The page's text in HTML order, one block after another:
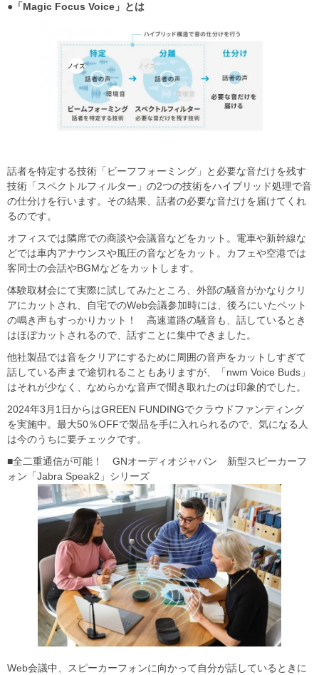
●「Magic Focus Voice」とは
話者を特定する技術「ビーフフォーミング」と必要な音だけを残す
技術「スペクトルフィルター」の2つの技術をハイブリッド処理で音
の仕分けを行います。その結果、話者の必要な音だけを届けてくれ
るのです。
オフィスでは隣席での商談や会議音などをカット。電車や新幹線な
どでは車内アナウンスや風圧の音などをカット。カフェや空港では
客同士の会話やBGMなどをカットします。
体験取材会にて実際に試してみたところ、外部の騒音がかなりクリ
アにカットされ、自宅でのWeb会議参加時には、後ろにいたペット
の鳴き声もすっかりカット！ 高速道路の騒音も、話しているとき
はほぼカットされるので、話すことに集中できました。
他社製品では音をクリアにするために周囲の音声をカットしすぎて
話している声まで途切れることもありますが、「nwm Voice Buds」
はそれが少なく、なめらかな音声で聞き取れたのは印象的でした。
2024年3月1日からはGREEN FUNDINGでクラウドファンディング
を実施中。最大50％OFFで製品を手に入れられるので、気になる人
は今のうちに要チェックです。
■全二重通信が可能！ GNオーディオジャパン 新型スピーカーフ
ォン「Jabra Speak2」シリーズ
Web会議中、スピーカーフォンに向かって自分が話しているときに